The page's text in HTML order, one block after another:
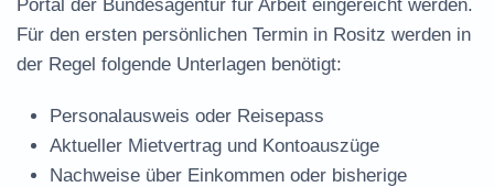
Portal der Bundesagentur für Arbeit eingereicht werden.
Für den ersten persönlichen Termin in Rositz werden in
der Regel folgende Unterlagen benötigt:
Personalausweis oder Reisepass
Aktueller Mietvertrag und Kontoauszüge
Nachweise über Einkommen oder bisherige